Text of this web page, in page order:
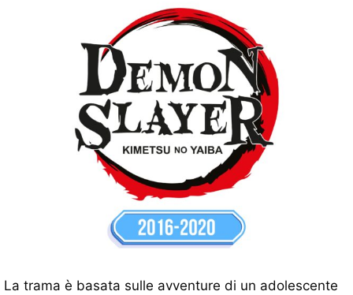
La trama è basata sulle avventure di un adolescente